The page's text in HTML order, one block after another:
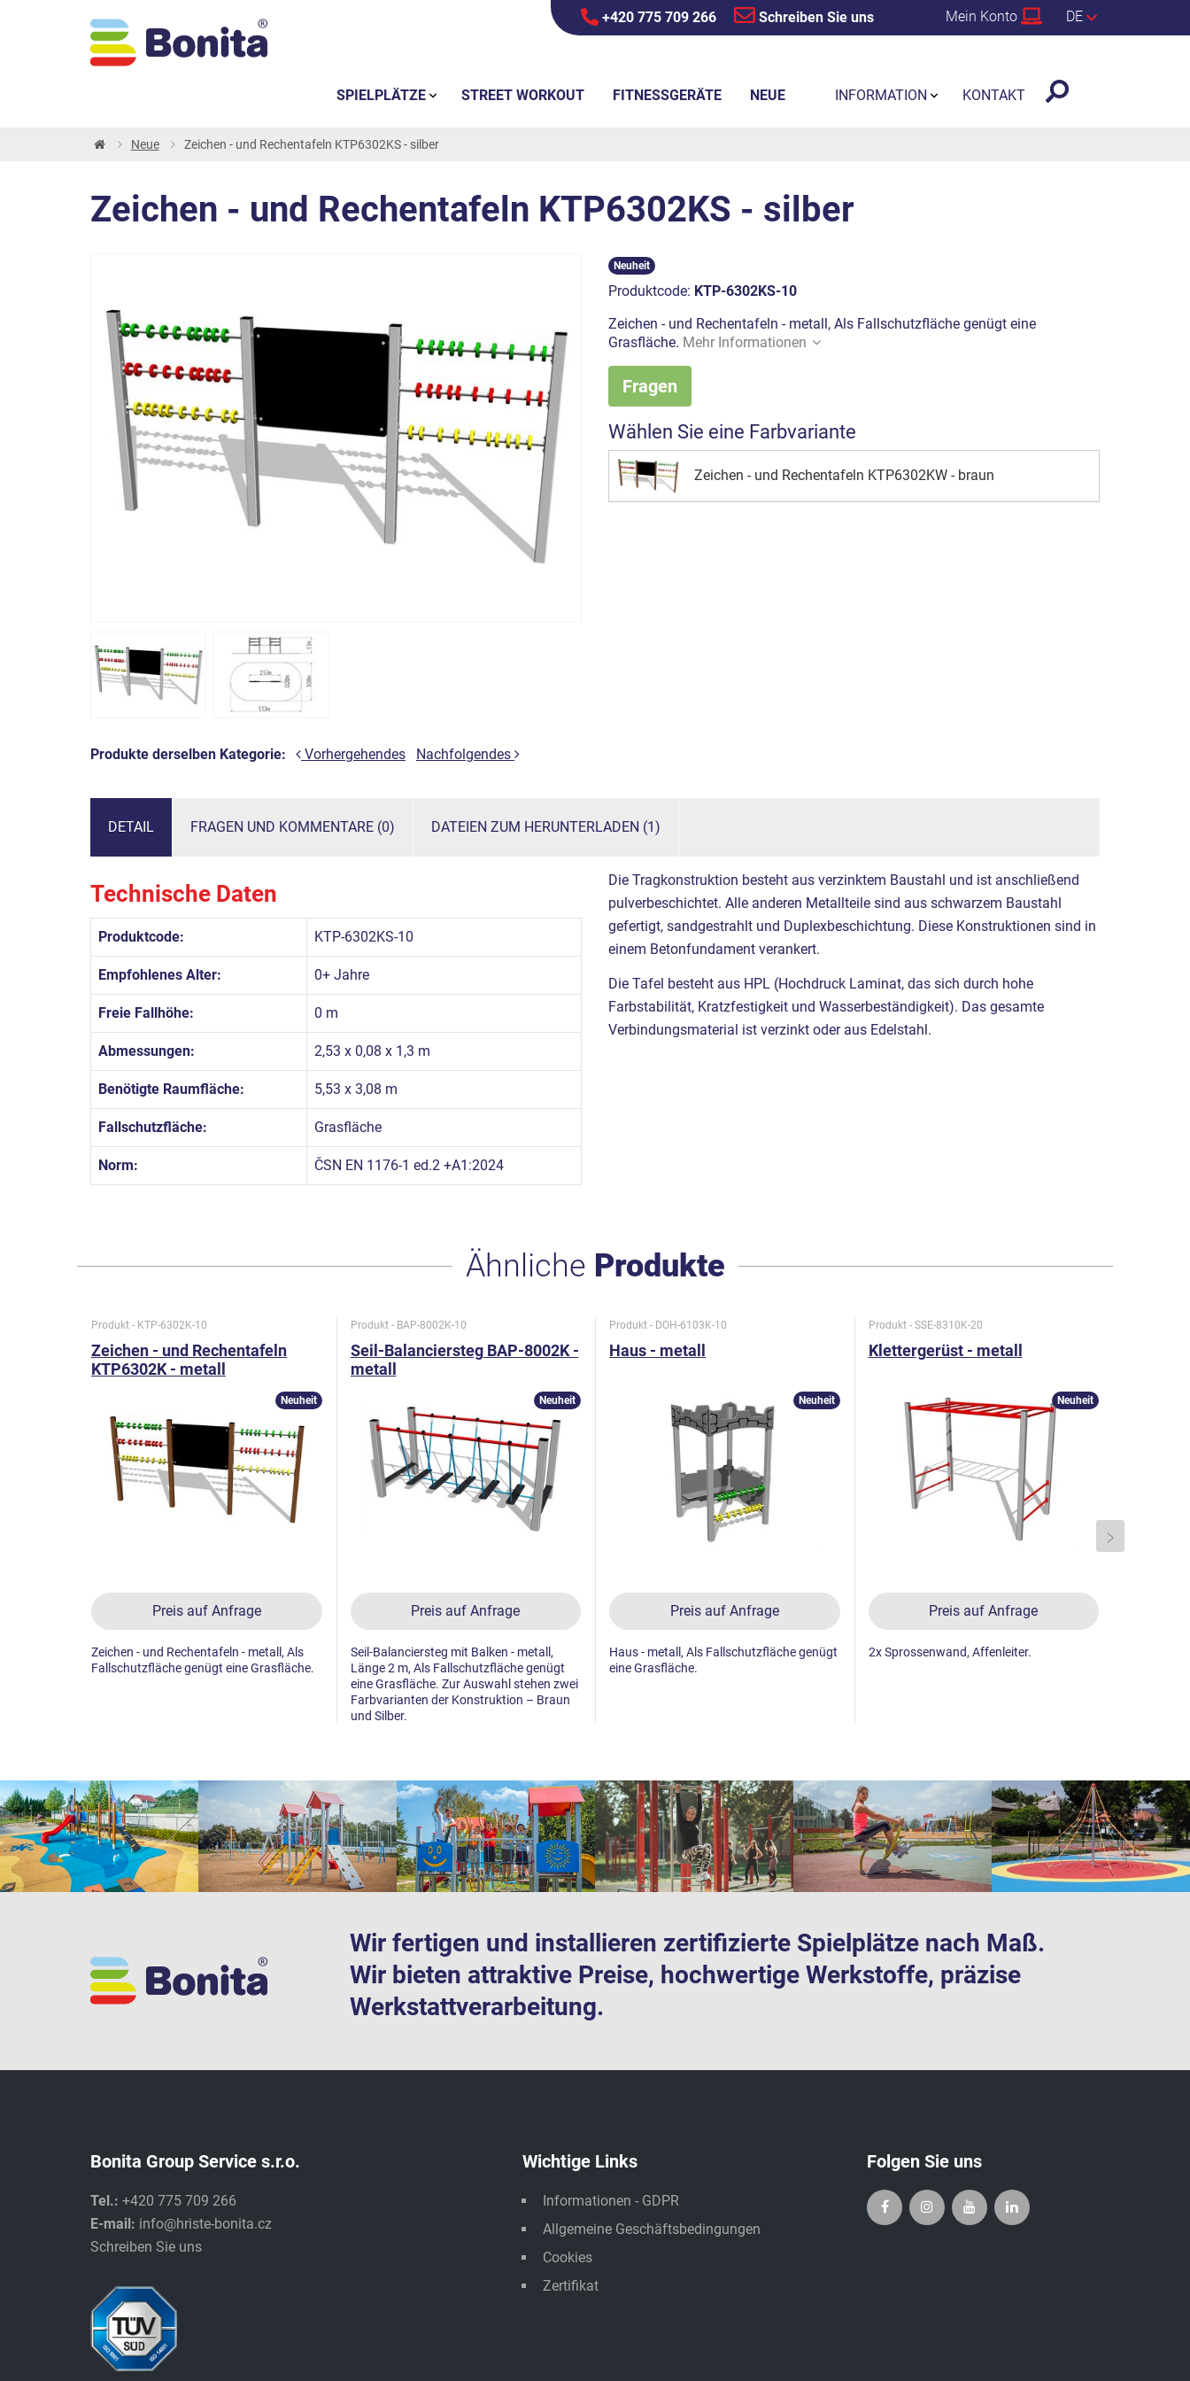
+420 775 709 266 Schreiben Sie uns Mein Konto DE
Neue Zeichen - und Rechentafeln KTP6302KS - silber
Zeichen - und Rechentafeln KTP6302KS - silber
Produkte derselben Kategorie: Vorhergehendes Nachfolgendes
Neuheit
Produktcode: KTP-6302KS-10
Zeichen - und Rechentafeln - metall, Als Fallschutzfläche genügt eine
Grasfläche. Mehr Informationen
Fragen
Wählen Sie eine Farbvariante
Zeichen - und Rechentafeln KTP6302KW - braun
DETAIL FRAGEN UND KOMMENTARE (0) DATEIEN ZUM HERUNTERLADEN (1)
Technische Daten
Produktcode: KTP-6302KS-10
Empfohlenes Alter: 0+ Jahre
Freie Fallhöhe: 0 m
Abmessungen: 2,53 x 0,08 x 1,3 m
Benötigte Raumfläche: 5,53 x 3,08 m
Fallschutzfläche: Grasfläche
Norm: ČSN EN 1176-1 ed.2 +A1:2024
Die Tragkonstruktion besteht aus verzinktem Baustahl und ist anschließend
pulverbeschichtet. Alle anderen Metallteile sind aus schwarzem Baustahl
gefertigt, sandgestrahlt und Duplexbeschichtung. Diese Konstruktionen sind in
einem Betonfundament verankert.
Die Tafel besteht aus HPL (Hochdruck Laminat, das sich durch hohe
Farbstabilität, Kratzfestigkeit und Wasserbeständigkeit). Das gesamte
Verbindungsmaterial ist verzinkt oder aus Edelstahl.
Ähnliche Produkte
Produkt - KTP-6302K-10
Zeichen - und Rechentafeln
KTP6302K - metall
Preis auf Anfrage
Neuheit
Zeichen - und Rechentafeln - metall, Als
Fallschutzfläche genügt eine Grasfläche.
Produkt - BAP-8002K-10
Seil-Balanciersteg BAP-8002K -
metall
Preis auf Anfrage
Neuheit
Seil-Balanciersteg mit Balken - metall,
Länge 2 m, Als Fallschutzfläche genügt
eine Grasfläche. Zur Auswahl stehen zwei
Farbvarianten der Konstruktion – Braun
und Silber.
Produkt - DOH-6103K-10
Haus - metall
Preis auf Anfrage
Neuheit
Haus - metall, Als Fallschutzfläche genügt
eine Grasfläche.
Produkt - SSE-8310K-20
Klettergerüst - metall
Preis auf Anfrage
Neuheit
2x Sprossenwand, Affenleiter.
Wir fertigen und installieren zertifizierte Spielplätze nach Maß.
Wir bieten attraktive Preise, hochwertige Werkstoffe, präzise
Werkstattverarbeitung.
Bonita Group Service s.r.o.
Tel.: +420 775 709 266
E-mail: info@hriste-bonita.cz
Schreiben Sie uns
Wichtige Links
Informationen - GDPR
Allgemeine Geschäftsbedingungen
Cookies
Zertifikat
Folgen Sie uns
SPIELPLÄTZE STREET WORKOUT FITNESSGERÄTE NEUE INFORMATION KONTAKT